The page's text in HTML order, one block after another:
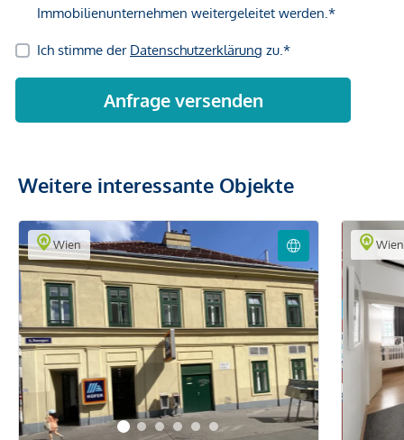
Weitere interessante Objekte
Wien Wien